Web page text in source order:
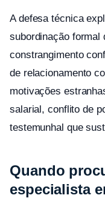
A defesa técnica
subordinação formal
constrangimento
de relacionamento
motivações
salarial, conflito de
testemunhal que
Quando
especialista